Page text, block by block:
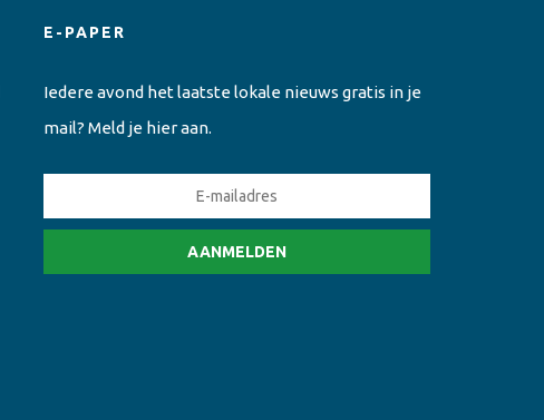
E-PAPER
Iedere avond het laatste lokale nieuws gratis in je
mail? Meld je hier aan.